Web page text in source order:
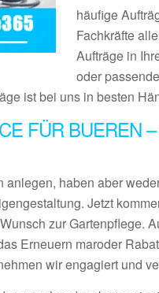
häufige
Fachkräfte
Aufträge in
oder
ist bei uns in besten
FÜR BUEREN
anlegen, haben aber
Jetzt
zur Gartenpflege.
Erneuern maroder
wir engagiert und